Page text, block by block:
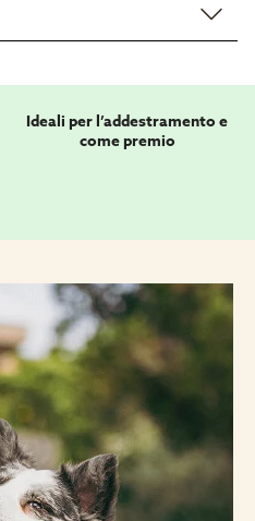
Ideali per l’addestramento e
come premio